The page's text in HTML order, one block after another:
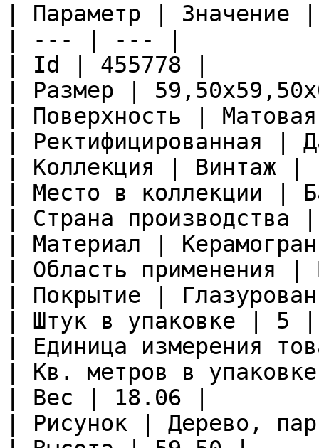
| Параметр | Значение |
| --- | --- |
| Id | 455778 |
| Размер |
| Поверхность |
| Ректифицированная |
| Коллекция | Винтаж |
| Место в коллекции |
| Страна
| Материал |
| Область применения
| Покрытие |
| Штук в упаковке | 5 |
| Единица измерения
| Кв. метров в
| Вес | 18.06 |
| Рисунок | Дерево,